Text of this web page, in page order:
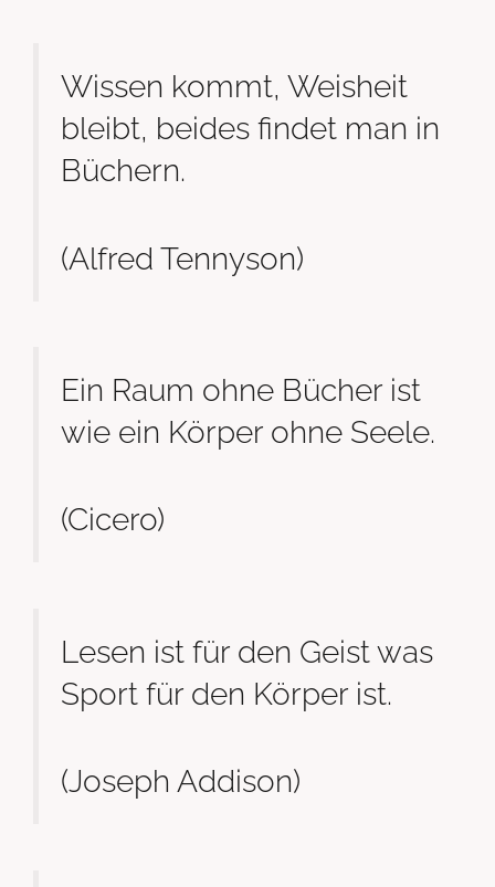
Wissen kommt, Weisheit
bleibt, beides findet man in
Büchern.
(Alfred Tennyson)
Ein Raum ohne Bücher ist
wie ein Körper ohne Seele.
(Cicero)
Lesen ist für den Geist was
Sport für den Körper ist.
(Joseph Addison)